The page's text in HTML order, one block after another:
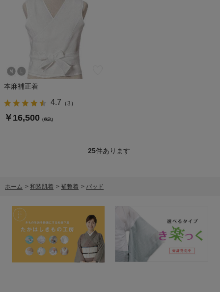
本麻補正着
4.7 （3 ）
￥16,500 (税込)
25件あります
ホーム > 和装肌着 > 補整着 > パッド